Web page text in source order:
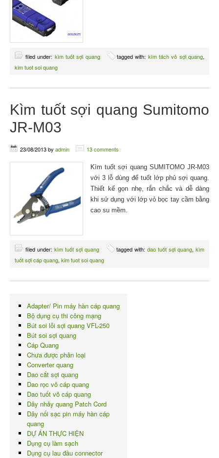
filed under: kìm tuốt sợi quang tagged with: kìm tách vỏ sợi quang,
kim tuot soi quang
Kìm tuốt sợi quang Sumitomo
JR-M03
23/08/2013by admin 13 comments
Kìm tuốt sợi quang SUMITOMO JR-M03
với 3 lỗ dùng để tuốt lớp phủ sợi quang.
Thiết kế gọn nhẹ, rắn chắc và dễ dàng
khi sử dụng với lớp vỏ bọc tay cầm bằng
cao su mềm.
filed under:kìm tuốt sợi quang tagged with: dao tuốt sợi quang,kìm
tuốt sợi cáp quang, kim tuot soi quang
Adapter/ Pin máy hàn cáp quang
Bộ dụng cụ thi công mạng
Bút soi lỗi sợi quang VFL-250
Bút soi sợi quang
Cáp Quang
Chưa được phân loại
Converter quang
Dao cắt sợi quang
Dao rọc vỏ cáp quang
Dao tuốt vỏ cáp quang
Dây nhảy quang Patch Cord
Dây nối sạc pin máy hàn cáp
quang
DỰ ÁN THỰC HIỆN
Dụng cụ làm sạch
Dụng cụ lau đầu connector